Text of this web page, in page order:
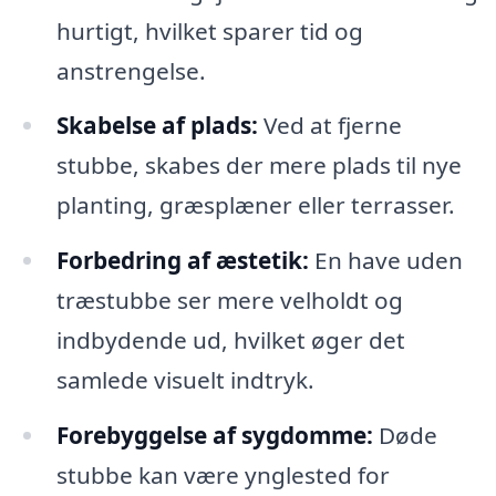
hurtigt, hvilket sparer tid og
anstrengelse.
Skabelse af plads: Ved at fjerne
stubbe, skabes der mere plads til nye
planting, græsplæner eller terrasser.
Forbedring af æstetik: En have uden
træstubbe ser mere velholdt og
indbydende ud, hvilket øger det
samlede visuelt indtryk.
Forebyggelse af sygdomme: Døde
stubbe kan være ynglested for